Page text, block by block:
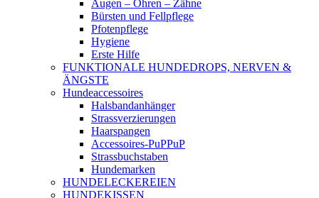
Augen – Ohren – Zähne
Bürsten und Fellpflege
Pfotenpflege
Hygiene
Erste Hilfe
FUNKTIONALE HUNDEDROPS, NERVEN &
ÄNGSTE
Hundeaccessoires
Halsbandanhänger
Strassverzierungen
Haarspangen
Accessoires-PuPPuP
Strassbuchstaben
Hundemarken
HUNDELECKEREIEN
HUNDEKISSEN